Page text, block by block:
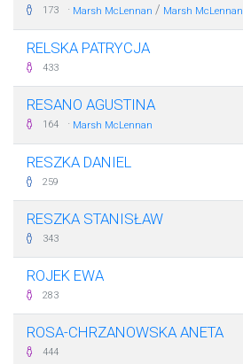
173 · Marsh McLennan / Marsh McLennan
RELSKA PATRYCJA
433
RESANO AGUSTINA
164 · Marsh McLennan
RESZKA DANIEL
259
RESZKA STANISŁAW
343
ROJEK EWA
283
ROSA-CHRZANOWSKA ANETA
444